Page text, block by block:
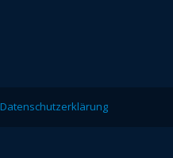
Datenschutzerklärung